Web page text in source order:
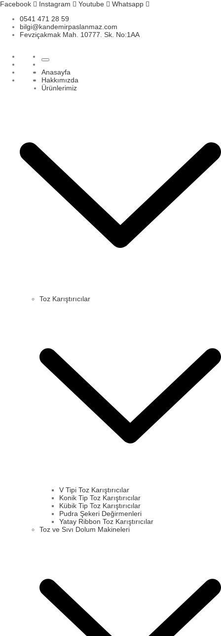
Skip
content
Facebook Instagram Youtube
Whatsapp
0541 471 28 59
bilgi@kandemirpaslanmaz.com
Fevziçakmak Mah. 10777. Sk. No:1AA
Anasayfa
Hakkımızda
Ürünlerimiz
Toz Karıştırıcılar
V Tipi Toz Karıştırıcılar
Konik Tip Toz Karıştırıcılar
Kübik Tip Toz Karıştırıcılar
Pudra Şekeri Değirmenleri
Yatay Ribbon Toz Karıştırıcılar
Toz ve Sıvı Dolum Makineleri